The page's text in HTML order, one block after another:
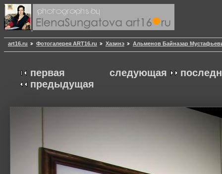
art16.ru Фотогалерея ART16.ru Хазинэ Альменов Байназар
следующая
первая
предыдущая